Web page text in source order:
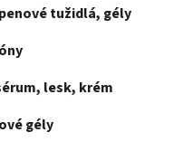
tužidlá, gély
lesk, krém
gély